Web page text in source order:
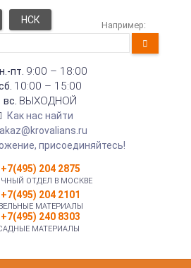
НСК Например:
пт. 9:00 – 18:00
10:00 – 15:00
вс. ВЫХОДНОЙ
Как нас найти
присоединяйтесь!
+7(495) 204 2875
ОТДЕЛ В МОСКВЕ
+7(495) 204 2101
МАТЕРИАЛЫ
+7(495) 240 8303
МАТЕРИАЛЫ